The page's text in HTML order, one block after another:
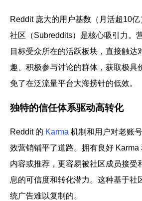
Reddit 庞大的用户基数（月活超10
社区（Subreddits）是核心吸引力。
目标受众所在的活跃板块，直接触达
趣、积极参与讨论的群体，获取极具
免了在泛流量平台大海捞针的低效。
独特的信任体系驱动高转化
Reddit 的 Karma 机制和用户对老账
效营销铺平了道路。拥有良好 Karma
内容或推荐，更容易被社区成员接受
息的可信度和转化潜力。这种基于社
统广告难以复制的。